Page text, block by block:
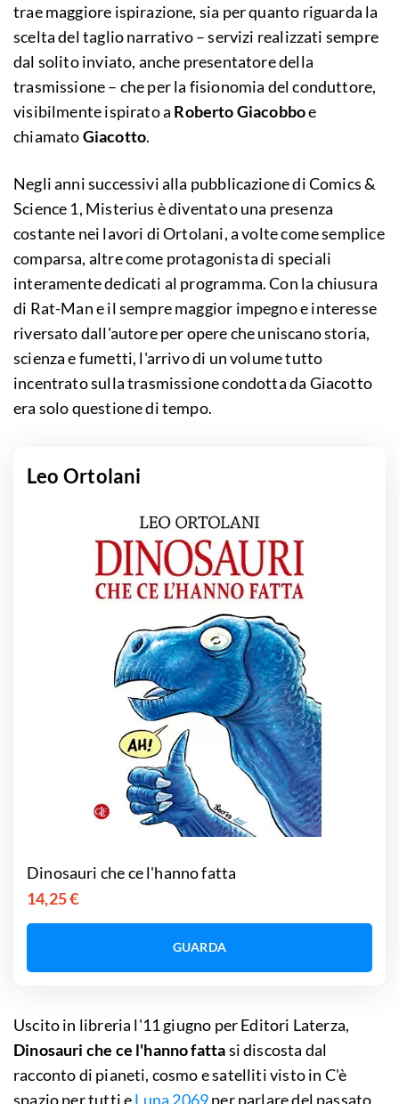
trae maggiore ispirazione, sia per quanto riguarda la
scelta del taglio narrativo – servizi realizzati sempre
dal solito inviato, anche presentatore della
trasmissione – che per la fisionomia del conduttore,
visibilmente ispirato a Roberto Giacobboe
chiamatoGiacotto.
Negli anni successivi alla pubblicazione di Comics &
Science 1, Misterius è diventato una presenza
costante nei lavori di Ortolani, a volte come semplice
comparsa, altre come protagonista di speciali
interamente dedicati al programma. Con la chiusura
di Rat-Man e il sempre maggior impegno e interesse
riversato dall'autore per opere che uniscano storia,
scienza e fumetti, l'arrivo di un volume tutto
incentrato sulla trasmissione condotta da Giacotto
era solo questione di tempo.
Leo Ortolani
Dinosauri che ce l'hanno fatta
14,25 €
GUARDA
Uscito in libreria l'11 giugno per Editori Laterza,
Dinosauri che ce l'hanno fattasi discosta dal
racconto di pianeti, cosmo e satelliti visto in C'è
spazio per tutti eLuna 2069per parlare del passato,